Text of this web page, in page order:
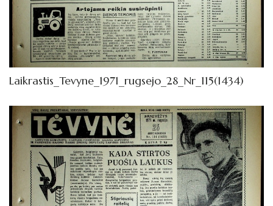
1963
1962
Knygos
Laikrastis_Tevyne_1971_rugsejo_28_Nr_115(1434)